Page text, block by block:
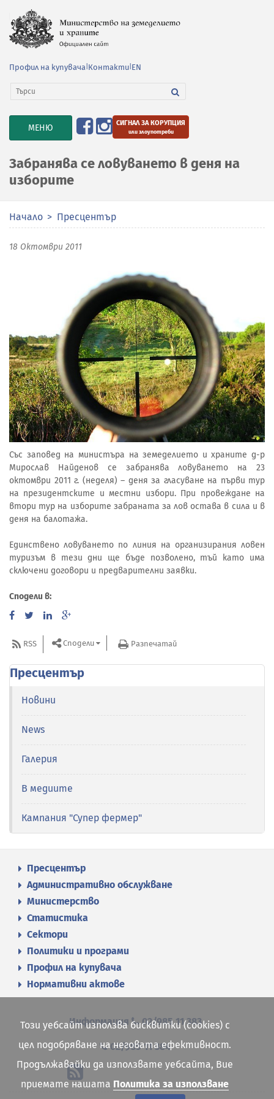
Профил на купувача Контакти EN
TOGGLE
NAVIGATION
МЕНЮ СИГНАЛ ЗА КОРУПЦИЯ
или злоупотреби
Забранява се ловуването в деня на
изборите
Начало Пресцентър
18 Октомври 2011
Със заповед на министъра на земеделието и храните д-р
Мирослав Найденов се забранява ловуването на 23
октомври 2011 г. (неделя) – деня за гласуване на първи тур
на президентските и местни избори. При провеждане на
втори тур на изборите забраната за лов остава в сила и в
деня на балотажа.
Единствено ловуването по линия на организирания ловен
туризъм в тези дни ще бъде позволено, тъй като има
сключени договори и предварителни заявки.
Сподели в:
RSS Сподели Разпечатай
Пресцентър
Новини
News
Галерия
В медиите
Кампания "Супер фермер"
Пресцентър
Административно обслужване
Министерство
Статистика
Сектори
Политики и програми
Профил на купувача
Нормативни актове
Информация 02/985 11 383
02/985 11 384
Този уебсайт използва бисквитки (cookies) с
цел подобряване на неговата ефективност.
Продължавайки да използвате уебсайта, Вие
приемате нашата Политика за използване